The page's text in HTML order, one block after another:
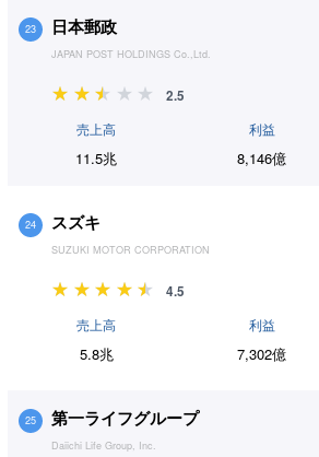
23 日本郵政
JAPAN POST HOLDINGS Co.,Ltd.
2.5
売上高
11.5兆
利益
8,146億
24 スズキ
SUZUKI MOTOR CORPORATION
4.5
売上高
5.8兆
利益
7,302億
25 第一ライフグループ
Daiichi Life Group, Inc.